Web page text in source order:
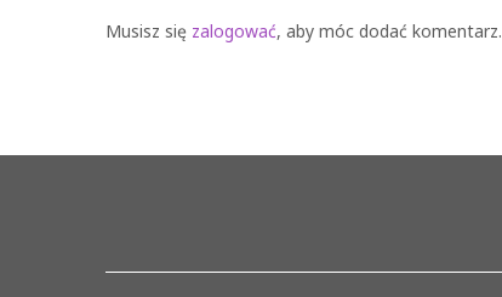
Musisz się zalogować, aby móc dodać komentarz.